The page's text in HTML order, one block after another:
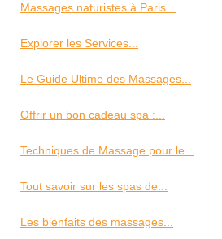
Massages naturistes à Paris...
Explorer les Services...
Le Guide Ultime des Massages...
Offrir un bon cadeau spa :...
Techniques de Massage pour le...
Tout savoir sur les spas de...
Les bienfaits des massages...